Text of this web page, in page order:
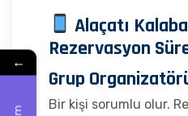
Alaçatı
Rezervasyon
Grup
Bir kişi sorumlu olur.
←